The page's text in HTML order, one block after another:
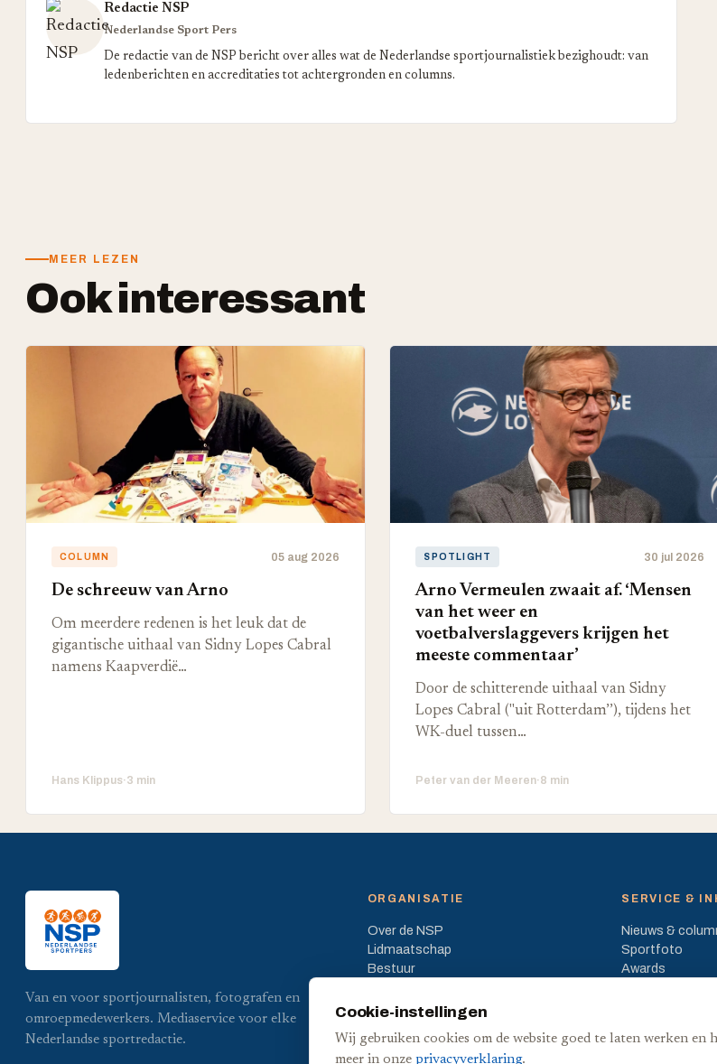
Redactie NSP
Nederlandse Sport Pers
De redactie van de NSP bericht over alles wat de Nederlandse sportjournalistiek bezighoudt: van
ledenberichten en accreditaties tot achtergronden en columns.
MEER LEZEN
Ook interessant
COLUMN 05 aug 2026
De schreeuw van Arno
Om meerdere redenen is het leuk dat de
gigantische uithaal van Sidny Lopes Cabral
namens Kaapverdië…
Hans Klippus·3 min
SPOTLIGHT 30 jul 2026
Arno Vermeulen zwaait af. ‘Mensen
van het weer en
voetbalverslaggevers krijgen het
meeste commentaar’
Door de schitterende uithaal van Sidny
Lopes Cabral ("uit Rotterdam’’), tijdens het
WK-duel tussen…
Peter van der Meeren·8 min
Van en voor sportjournalisten, fotografen en
omroepmedewerkers. Mediaservice voor elke
Nederlandse sportredactie.
ORGANISATIE
Over de NSP
Lidmaatschap
Bestuur
SERVICE &
Nieuws &
Sportfoto
Awards
Cookie-instellingen
Wij gebruiken cookies om de website goed te laten werken en
meer in onze privacyverklaring.